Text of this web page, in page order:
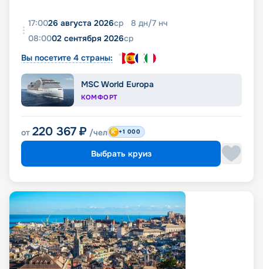
17:0026 августа 2026ср 8 дн/7 нч
08:0002 сентября 2026ср
Вы посетите 4 страны:
MSC World Europa
КОМФОРТ
от 220 367 ₽ /чел +1 000
Выбрать круиз